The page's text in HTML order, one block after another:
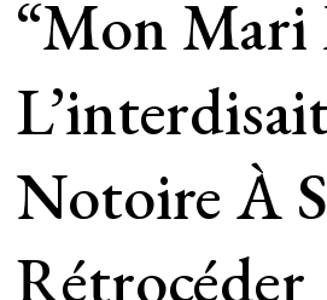
“Mon Mari
Notoire À
Rétrocéder